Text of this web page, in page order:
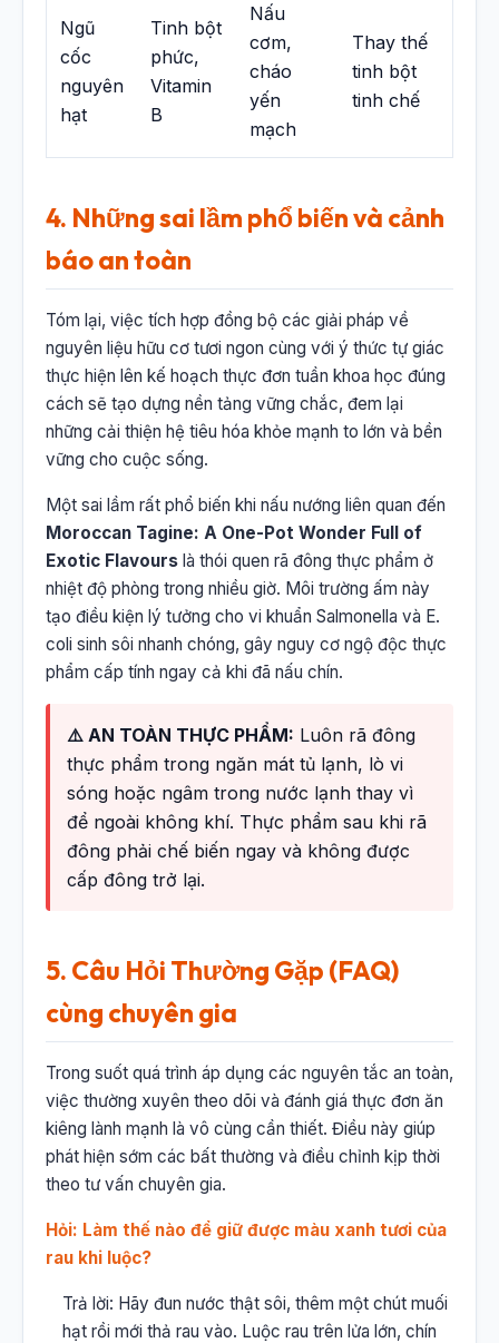
Ngũ
cốc
nguyên
hạt
Tinh bột
phức,
Vitamin
B
Nấu
cơm,
cháo
yến
mạch
Thay thế
tinh bột
tinh chế
4. Những sai lầm phổ biến và cảnh
báo an toàn
Tóm lại, việc tích hợp đồng bộ các giải pháp về
nguyên liệu hữu cơ tươi ngon cùng với ý thức tự giác
thực hiện lên kế hoạch thực đơn tuần khoa học đúng
cách sẽ tạo dựng nền tảng vững chắc, đem lại
những cải thiện hệ tiêu hóa khỏe mạnh to lớn và bền
vững cho cuộc sống.
Một sai lầm rất phổ biến khi nấu nướng liên quan đến
Moroccan Tagine: A One-Pot Wonder Full of
Exotic Flavours là thói quen rã đông thực phẩm ở
nhiệt độ phòng trong nhiều giờ. Môi trường ấm này
tạo điều kiện lý tưởng cho vi khuẩn Salmonella và E.
coli sinh sôi nhanh chóng, gây nguy cơ ngộ độc thực
phẩm cấp tính ngay cả khi đã nấu chín.
⚠️ AN TOÀN THỰC PHẨM: Luôn rã đông
thực phẩm trong ngăn mát tủ lạnh, lò vi
sóng hoặc ngâm trong nước lạnh thay vì
để ngoài không khí. Thực phẩm sau khi rã
đông phải chế biến ngay và không được
cấp đông trở lại.
5. Câu Hỏi Thường Gặp (FAQ)
cùng chuyên gia
Trong suốt quá trình áp dụng các nguyên tắc an toàn,
việc thường xuyên theo dõi và đánh giá thực đơn ăn
kiêng lành mạnh là vô cùng cần thiết. Điều này giúp
phát hiện sớm các bất thường và điều chỉnh kịp thời
theo tư vấn chuyên gia.
Hỏi: Làm thế nào để giữ được màu xanh tươi của
rau khi luộc?
Trả lời: Hãy đun nước thật sôi, thêm một chút muối
hạt rồi mới thả rau vào. Luộc rau trên lửa lớn, chín